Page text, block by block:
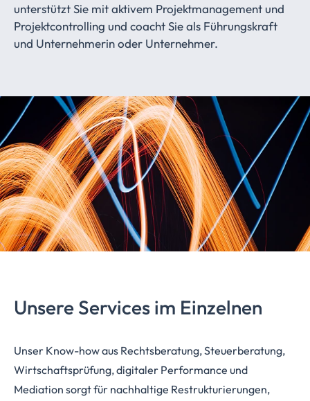
unterstützt Sie mit aktivem Projektmanagement und
Projektcontrolling und coacht Sie als Führungskraft
und Unternehmerin oder Unternehmer.
Unsere Services im Einzelnen
Unser Know-how aus Rechtsberatung, Steuerberatung,
Wirtschaftsprüfung, digitaler Performance und
Mediation sorgt für nachhaltige Restrukturierungen,